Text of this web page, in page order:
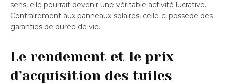
sens, elle pourrait devenir une véritable activité lucrative.
Contrairement aux panneaux solaires, celle-ci possède des
garanties de durée de vie.
Le rendement et le prix
d’acquisition des tuiles